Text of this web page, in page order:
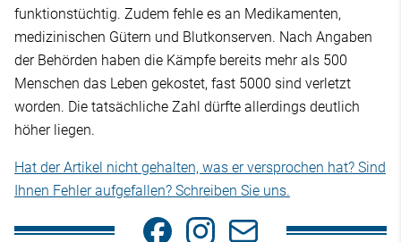
funktionstüchtig. Zudem fehle es an Medikamenten,
medizinischen Gütern und Blutkonserven. Nach Angaben
der Behörden haben die Kämpfe bereits mehr als 500
Menschen das Leben gekostet, fast 5000 sind verletzt
worden. Die tatsächliche Zahl dürfte allerdings deutlich
höher liegen.
Hat der Artikel nicht gehalten, was er versprochen hat? Sind
Ihnen Fehler aufgefallen? Schreiben Sie uns.